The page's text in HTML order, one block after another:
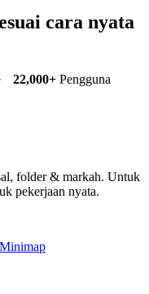
cara nyata
22,000+Pengguna
folder & markah. Untuk
pekerjaan nyata.
Minimap